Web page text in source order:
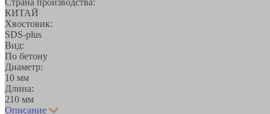
КИТАЙ
Хвостовик:
SDS-plus
Вид:
По бетону
Диаметр:
10 мм
Длина:
210 мм
Описание